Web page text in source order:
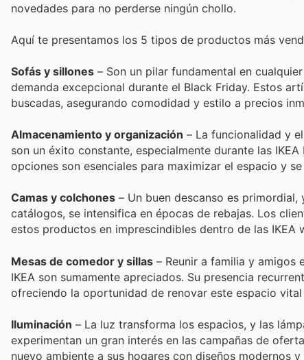
novedades para no perderse ningún chollo.
Aquí te presentamos los 5 tipos de productos más
Sofás y sillones – Son un pilar fundamental en
demanda excepcional durante el Black Friday. Estos
buscadas, asegurando comodidad y estilo a precios
Almacenamiento y organización – La funcionalidad y
son un éxito constante, especialmente durante las
opciones son esenciales para maximizar el espacio y
Camas y colchones – Un buen descanso es
catálogos, se intensifica en épocas de rebajas. Los
estos productos en imprescindibles dentro de las IKEA
Mesas de comedor y sillas – Reunir a familia y amigos
IKEA son sumamente apreciados. Su presencia
ofreciendo la oportunidad de renovar este espacio
Iluminación – La luz transforma los espacios, y las
experimentan un gran interés en las campañas de
nuevo ambiente a sus hogares con diseños modernos